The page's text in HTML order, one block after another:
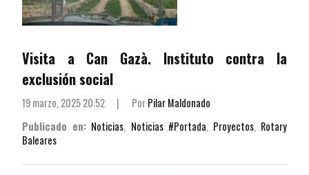
Visita a Can Gazà. Instituto contra la
exclusión social
19 marzo, 2025 20:52 | PorPilar Maldonado
Publicado en: Noticias, Noticias #Portada, Proyectos, Rotary
Baleares